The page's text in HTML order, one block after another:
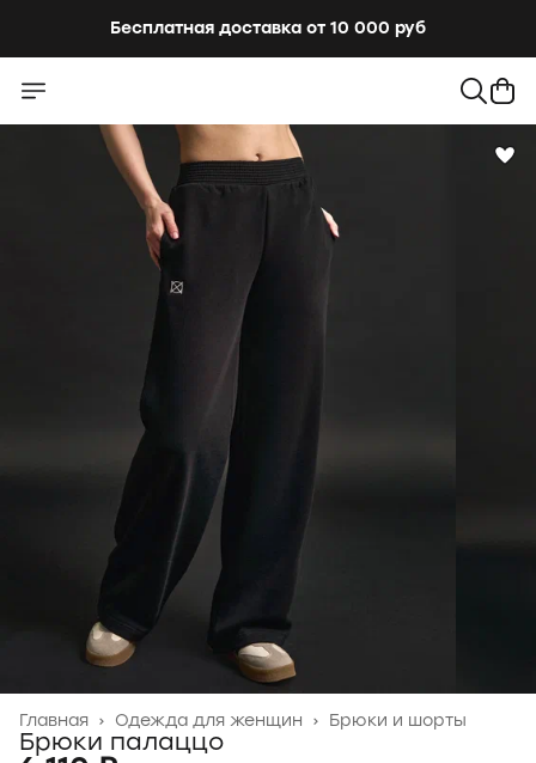
Бесплатная доставка от 10 000 руб
Брюки и шорты
Одежда для женщин ›
Главная ›
Брюки палаццо